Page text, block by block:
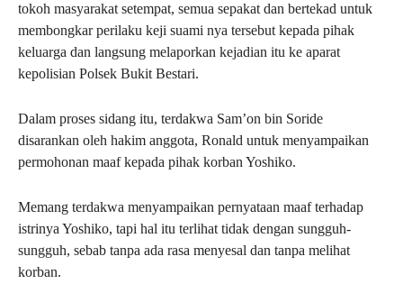
tokoh masyarakat setempat, semua sepakat dan bertekad untuk
membongkar perilaku keji suami nya tersebut kepada pihak
keluarga dan langsung melaporkan kejadian itu ke aparat
kepolisian Polsek Bukit Bestari.
Dalam proses sidang itu, terdakwa Sam’on bin Soride
disarankan oleh hakim anggota, Ronald untuk menyampaikan
permohonan maaf kepada pihak korban Yoshiko.
Memang terdakwa menyampaikan pernyataan maaf terhadap
istrinya Yoshiko, tapi hal itu terlihat tidak dengan sungguh-
sungguh, sebab tanpa ada rasa menyesal dan tanpa melihat
korban.